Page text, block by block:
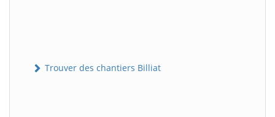
Trouver des chantiers Billiat